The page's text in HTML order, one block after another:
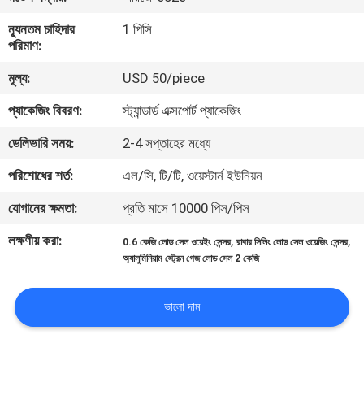
সম্পর্কে
ভ্রমণ
মান
নিয়ন্ত্রণ
যোগাযোগ
করুন
উদ্ধৃতির
জন্য
ন্যূনতম চাহিদার
পরিমাণ:
1 পিসি
মূল্য:
USD 50/piece
প্যাকেজিং বিবরণ:
স্ট্যান্ডার্ড এক্সপোর্ট প্যাকেজিং
ডেলিভারি সময়:
2-4 সপ্তাহের মধ্যে
পরিশোধের শর্ত:
এল/সি, টি/টি, ওয়েস্টার্ন ইউনিয়ন
যোগানের ক্ষমতা:
প্রতি মাসে 10000 পিস/পিস
লক্ষণীয় করা:
0.6 কেজি লোড সেল ওয়েইং সেন্সর,রাবার সিলিং লোড সেল ওয়েজিং সেন্সর,
অ্যালুমিনিয়াম স্ট্রেন গেজ লোড সেল 2 কেজি
ভালো দাম